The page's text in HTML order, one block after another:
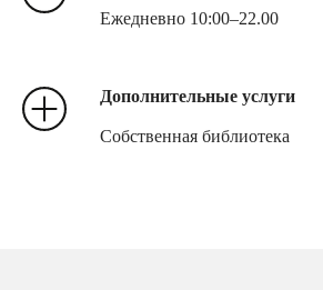
Ежедневно 10:00–22.00
Дополнительные услуги
Собственная библиотека